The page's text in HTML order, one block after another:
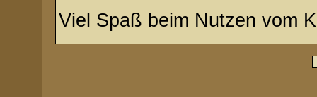
Viel Spaß beim Nutzen vom